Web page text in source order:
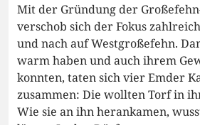
Mit der Gründung der
verschob sich der Fokus
und nach auf Westgroßefehn.
warm haben und auch ihrem
konnten, taten sich vier Emder
zusammen: Die wollten Torf in
Wie sie an ihn herankamen,